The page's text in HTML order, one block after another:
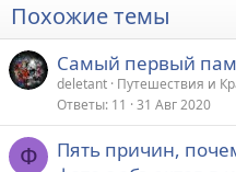
Похожие темы
Самый первый
deletant Путешествия и
Ответы 11 31 Авг 2020
Ф
Пять причин,